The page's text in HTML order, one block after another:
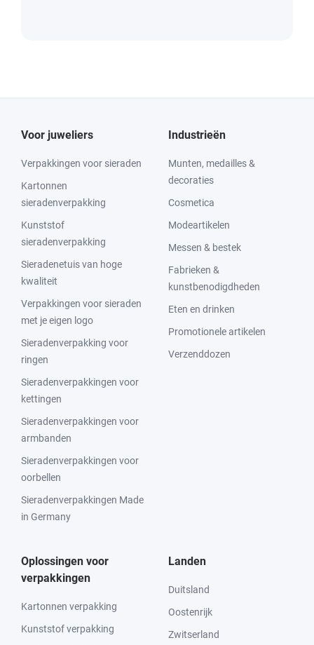
Voor juweliers
Verpakkingen voor sieraden
Kartonnen
sieradenverpakking
Kunststof
sieradenverpakking
Sieradenetuis van hoge
kwaliteit
Verpakkingen voor sieraden
met je eigen logo
Sieradenverpakking voor
ringen
Sieradenverpakkingen voor
kettingen
Sieradenverpakkingen voor
armbanden
Sieradenverpakkingen voor
oorbellen
Sieradenverpakkingen Made
in Germany
Industrieën
Munten, medailles &
decoraties
Cosmetica
Modeartikelen
Messen & bestek
Fabrieken &
kunstbenodigdheden
Eten en drinken
Promotionele artikelen
Verzenddozen
Oplossingen voor
verpakkingen
Kartonnen verpakking
Kunststof verpakking
Landen
Duitsland
Oostenrijk
Zwitserland